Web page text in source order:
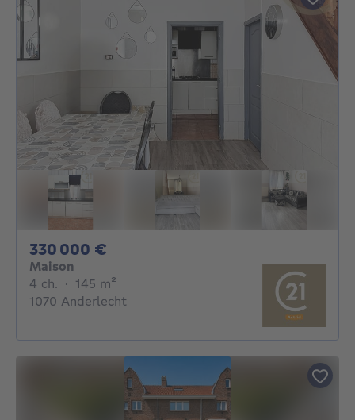
330 000 €
Maison
4 ch. 4 chambres
· 145 m²
1070 Anderlecht